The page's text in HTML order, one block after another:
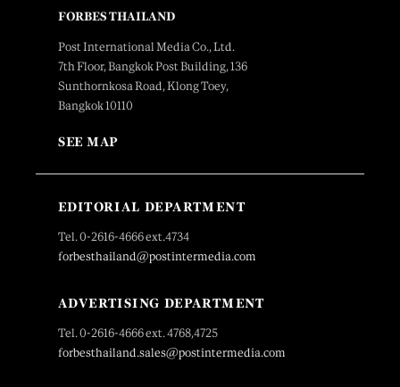
FORBES THAILAND
Post International Media Co., Ltd.
7th Floor, Bangkok Post Building, 136
Sunthornkosa Road, Klong Toey,
Bangkok 10110
SEE MAP
EDITORIAL DEPARTMENT
Tel. 0-2616-4666 ext.4734
forbesthailand@postintermedia.com
ADVERTISING DEPARTMENT
Tel. 0-2616-4666 ext. 4768,4725
forbesthailand.sales@postintermedia.com